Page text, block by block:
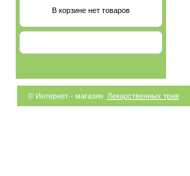
В корзине нет товаров
© Интернет - магазин Лекарственных трав